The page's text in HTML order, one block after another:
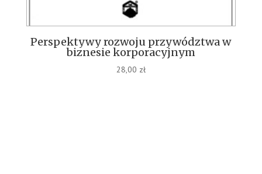
Perspektywy rozwoju przywództwa w
biznesie korporacyjnym
28,00 zł